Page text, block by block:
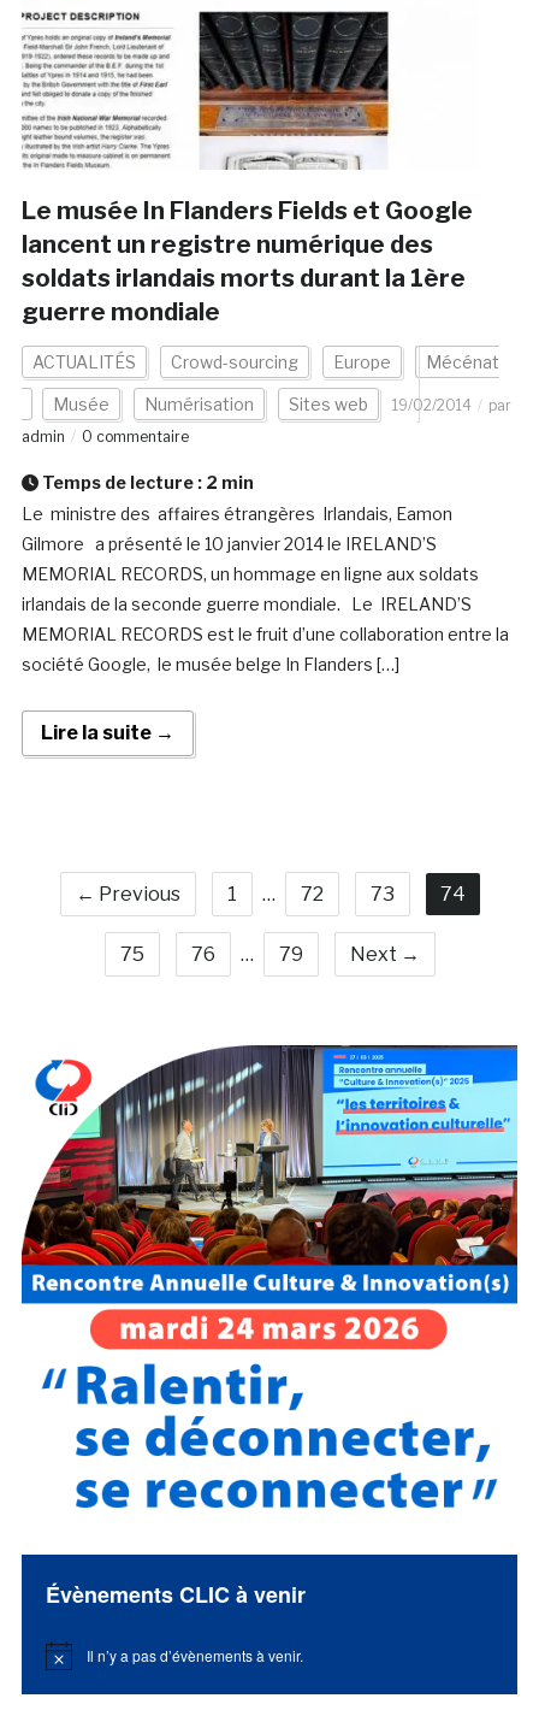
Le musée In Flanders Fields et Google
lancent un registre numérique des
soldats irlandais morts durant la 1ère
guerre mondiale
ACTUALITÉS Crowd-sourcing Europe Mécénat
Musée Numérisation Sites web 19/02/2014
par
admin
0 commentaire
Temps de lecture : 2 min
Le ministre des affaires étrangères Irlandais, Eamon
Gilmore a présenté le 10 janvier 2014 le IRELAND’S
MEMORIAL RECORDS, un hommage en ligne aux soldats
irlandais de la seconde guerre mondiale. Le IRELAND’S
MEMORIAL RECORDS est le fruit d’une collaboration entre la
société Google, le musée belge In Flanders […]
Lire la suite →
← Previous 1 … 72 73 74
75 76 … 79 Next →
Évènements CLIC à venir
Notice Il n’y a pas d’évènements à venir.